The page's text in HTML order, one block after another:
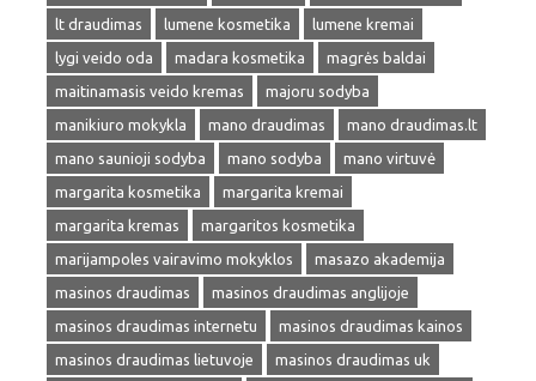
lt draudimas
lumene kosmetika
lumene kremai
lygi veido oda
madara kosmetika
magrės baldai
maitinamasis veido kremas
majoru sodyba
manikiuro mokykla
mano draudimas
mano draudimas.lt
mano saunioji sodyba
mano sodyba
mano virtuvė
margarita kosmetika
margarita kremai
margarita kremas
margaritos kosmetika
marijampoles vairavimo mokyklos
masazo akademija
masinos draudimas
masinos draudimas anglijoje
masinos draudimas internetu
masinos draudimas kainos
masinos draudimas lietuvoje
masinos draudimas uk